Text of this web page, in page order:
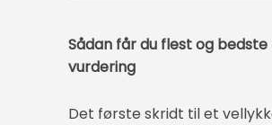
Sådan får du flest og
vurdering
Det første skridt til et